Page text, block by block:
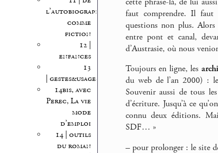
l’autobiographie
comme
fiction
12 |
enfances
13
| gestes&usages
14bis, avec
Perec, La vie
mode
d’emploi
14 | outils
du roman
faut comprendre. Il faut
questions non plus.
entre pont et canal,
d’Austrasie, où nous
Toujours en ligne, les
du web de l’an 2000) :
Souvenir aussi de tous
d’écriture. Jusqu’à ce
connu deux éditions.
SDF… »
– pour prolonger : le site